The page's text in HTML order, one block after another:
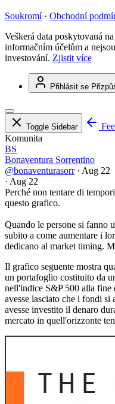
Soukromí · Obchodní
Veškerá data poskytovaná
informačním účelům a
investování. Zjistit více
Přihlásit se
Toggle Sidebar
Komunita
BS
Bonaventura Sorrentino
@bonaventurasorr · Aug 22
· Aug 22
Perché non tentare di
questo grafico.
Quando le persone si fanno
subito a come aumentare i
dedicano al market timing.
Il grafico seguente mostra
un portafoglio costituito da
nell'indice S&P 500 alla fine
avesse lasciato che i fondi si
avesse investito il denaro
mercato in quell'orizzonte